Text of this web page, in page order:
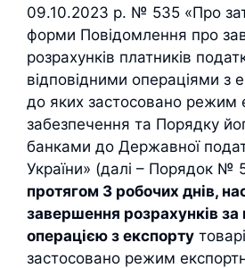
09.10.2023 р. № 535 «Про
форми Повідомлення про
розрахунків платників
відповідними операціями з
до яких застосовано режим
забезпечення та Порядку
банками до Державної
України» (далі – Порядок №
протягом 3 робочих днів,
завершення розрахунків за
операцією з експорту
застосовано режим